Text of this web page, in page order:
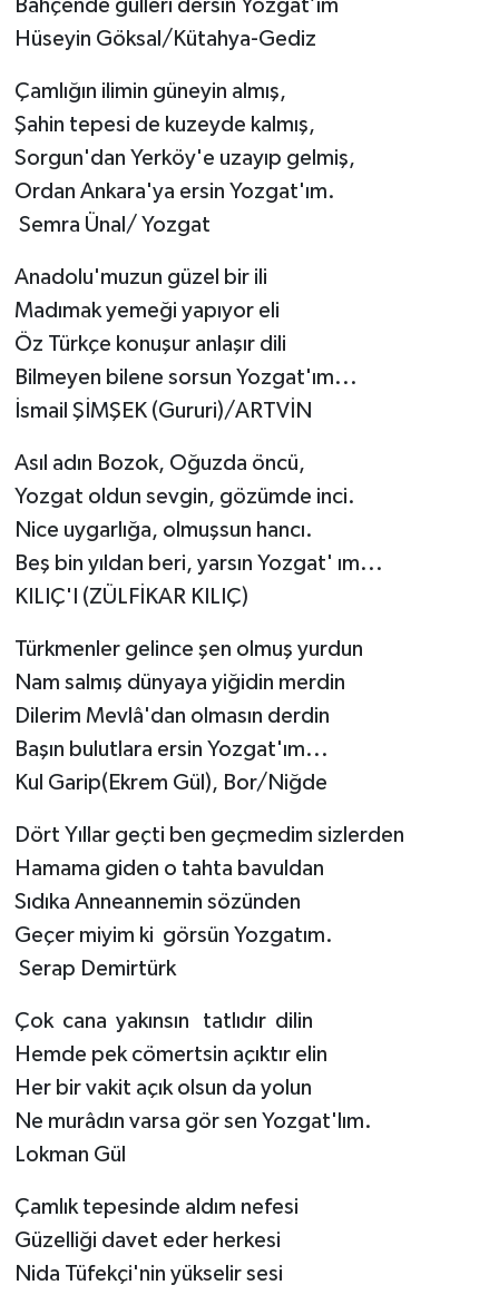
Bahçende gülleri dersin Yozgat’ım
Hüseyin Göksal/Kütahya-Gediz
Çamlığın ilimin güneyin almış,
Şahin tepesi de kuzeyde kalmış,
Sorgun'dan Yerköy'e uzayıp gelmiş,
Ordan Ankara'ya ersin Yozgat'ım.
Semra Ünal/ Yozgat
Anadolu'muzun güzel bir ili
Madımak yemeği yapıyor eli
Öz Türkçe konuşur anlaşır dili
Bilmeyen bilene sorsun Yozgat'ım...
İsmail ŞİMŞEK (Gururi)/ARTVİN
Asıl adın Bozok, Oğuzda öncü,
Yozgat oldun sevgin, gözümde inci.
Nice uygarlığa, olmuşsun hancı.
Beş bin yıldan beri, yarsın Yozgat' ım...
KILIÇ'I (ZÜLFİKAR KILIÇ)
Türkmenler gelince şen olmuş yurdun
Nam salmış dünyaya yiğidin merdin
Dilerim Mevlâ'dan olmasın derdin
Başın bulutlara ersin Yozgat'ım...
Kul Garip(Ekrem Gül), Bor/Niğde
Dört Yıllar geçti ben geçmedim sizlerden
Hamama giden o tahta bavuldan
Sıdıka Anneannemin sözünden
Geçer miyim ki görsün Yozgatım.
Serap Demirtürk
Çok cana yakınsın tatlıdır dilin
Hemde pek cömertsin açıktır elin
Her bir vakit açık olsun da yolun
Ne murâdın varsa gör sen Yozgat'lım.
Lokman Gül
Çamlık tepesinde aldım nefesi
Güzelliği davet eder herkesi
Nida Tüfekçi'nin yükselir sesi